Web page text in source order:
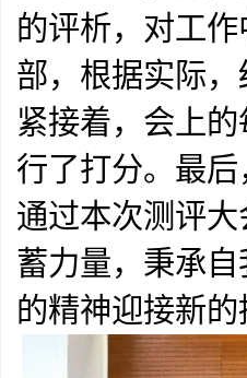
的评析，对工
部，根据实际
紧接着，会上
行了打分。最
通过本次测评
蓄力量，秉承
的精神迎接新的